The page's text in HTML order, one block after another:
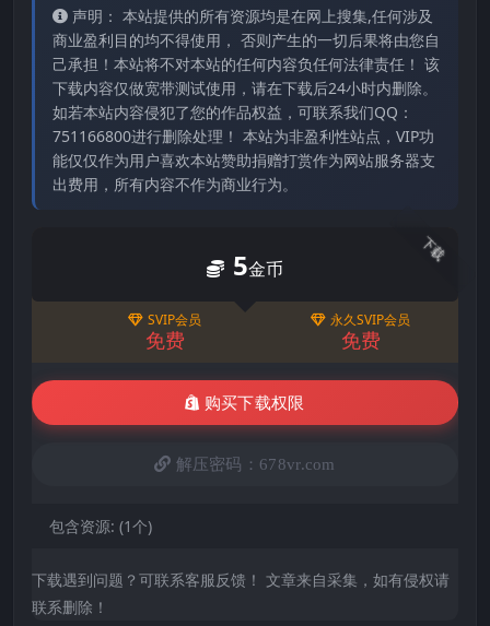
声明： 本站提供的所有资源均是在网上搜集,任何涉及
商业盈利目的均不得使用， 否则产生的一切后果将由您自
己承担！本站将不对本站的任何内容负任何法律责任！ 该
下载内容仅做宽带测试使用，请在下载后24小时内删除。
如若本站内容侵犯了您的作品权益，可联系我们QQ：
751166800进行删除处理！ 本站为非盈利性站点，VIP功
能仅仅作为用户喜欢本站赞助捐赠打赏作为网站服务器支
出费用，所有内容不作为商业行为。
下载
5金币
SVIP会员
免费
永久SVIP会员
免费
购买下载权限
解压密码：678vr.com
包含资源: (1个)
下载遇到问题？可联系客服反馈！ 文章来自采集，如有侵权请
联系删除！